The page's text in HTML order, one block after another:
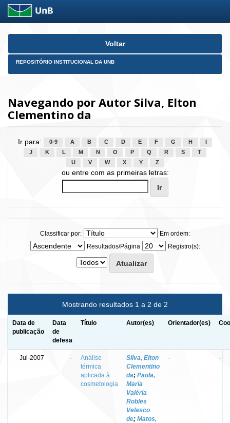
Skip
Voltar
REPOSITÓRIO INSTITUCIONAL DA UNB
Navegando por Autor Silva, Elton
Clementino da
Ir para: 0-9 A B C D E F G H
J
K L M N O P Q R S
T
U
V W X Y Z
ou entre com as primeiras letras:
Classificar por:
Em ordem:
Resultados/Página
Registro(s):
Mostrando resultados 1 a 2 de 2
Data de
publicação
Data
de
defesa
Título Autor(es) Orientador(es)
Jul-2007 -
Análise
térmica
aplicada à
cosmetologia
Silva, Elton
Clementino
da; Paola,
Maria
Valéria
Robles
Velasco
de; Matos,
- -